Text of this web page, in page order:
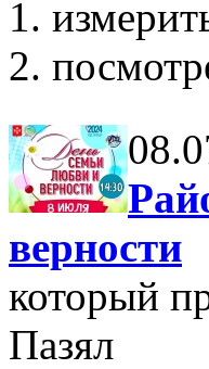
1.
2.
верности
который
Пазял